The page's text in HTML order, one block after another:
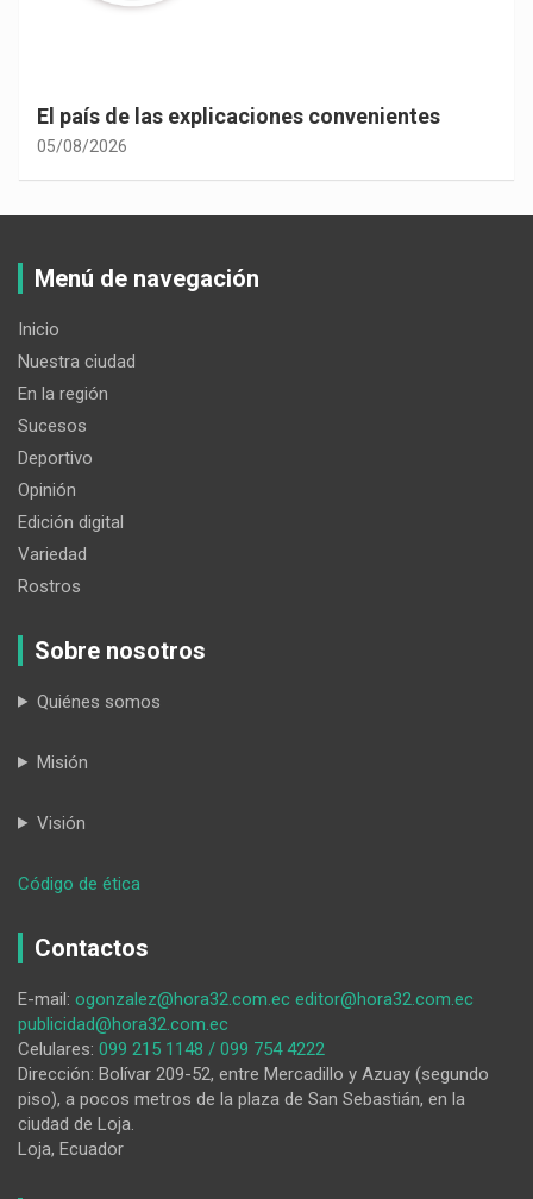
El país de las explicaciones convenientes
05/08/2026
Menú de navegación
Inicio
Nuestra ciudad
En la región
Sucesos
Deportivo
Opinión
Edición digital
Variedad
Rostros
Sobre nosotros
Quiénes somos
Misión
Visión
Código de ética
licenciado-
de
Loja
Contactos
E-mail: ogonzalez@hora32.com.ec editor@hora32.com.ec
publicidad@hora32.com.ec
Celulares: 099 215 1148 / 099 754 4222
Dirección: Bolívar 209-52, entre Mercadillo y Azuay (segundo
piso), a pocos metros de la plaza de San Sebastián, en la
ciudad de Loja.
Loja, Ecuador